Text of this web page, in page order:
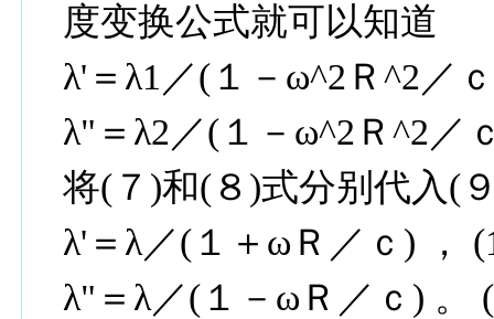
度变换公式就可以知道
λ'＝λ1／(１－ω^2Ｒ^2／
λ"＝λ2／(１－ω^2Ｒ^2／
将(７)和(８)式分别代入(
λ'＝λ／(１＋ωＲ／ｃ) ，
λ"＝λ／(１－ωＲ／ｃ) 。